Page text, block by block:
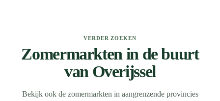
VERDER ZOEKEN
Zomermarkten in de buurt
van Overijssel
Bekijk ook de zomermarkten in aangrenzende provincies